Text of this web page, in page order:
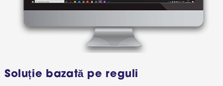
Soluție bazată pe reguli